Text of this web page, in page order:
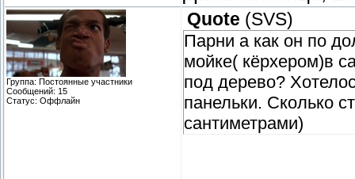
Группа: Постоянные участники
Сообщений: 15
Статус: Оффлайн
Quote (SVS)
Парни а как он по
мойке( кёрхером)в
под дерево?
панельки. Сколько
сантиметрами)